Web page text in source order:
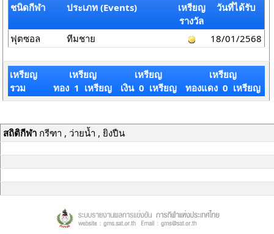
ชนิดกีฬา ประเภท (Events)
เหรียญ
รางวัล
วันที่ได้รับ
ฟุตซอล ทีมชาย 18/01/2568
เหรียญ
รวม
เหรียญ
ทอง 1 เหรียญ
เหรียญ
เงิน 0 เหรียญ
เหรียญ
ทองแดง 0 เหรียญ
สถิติกีฬากรีฑา , ว่ายน้ำ , ยิงปืน